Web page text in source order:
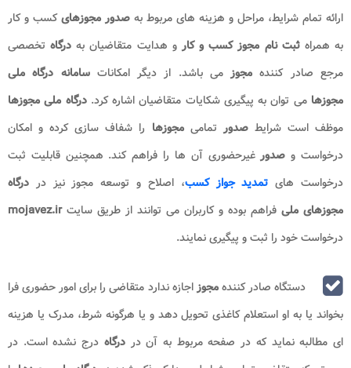
ارائه تمام شرایط، مراحل و هزینه های مربوط به صدور مجوزهایکسب و کار
به همراهثبت نام مجوز کسب و کارو هدایت متقاضیان به درگاهتخصصی
مرجع صادر کننده مجوزمی باشد. از دیگر امکاناتسامانه درگاه ملی
مجوزهامی توان به پیگیری شکایات متقاضیان اشاره کرد.درگاه ملی مجوزها
موظف است شرایطصدورتمامیمجوزها را شفاف سازی کرده و امکان
درخواست و صدورغیرحضوری آن ها را فراهم کند. همچنین قابلیت ثبت
درخواست های تمدید جواز کسب، اصلاح و توسعه مجوز نیز در درگاه
مجوزهای ملی فراهم بوده و کاربران می توانند از طریق سایتmojavez.ir
درخواست خود را ثبت و پیگیری نمایند.
دستگاه صادر کنندهمجوزاجازه ندارد متقاضی را برای امور حضوری فرا
بخواند یا به او استعلام کاغذی تحویل دهد و یا هرگونه شرط، مدرک یا هزینه
ای مطالبه نماید که در صفحه مربوط به آن دردرگاه درج نشده است. در